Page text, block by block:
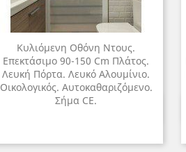
Κυλιόμενη Οθόνη Ντους.
Επεκτάσιμο 90-150 Cm Πλάτος.
Λευκή Πόρτα. Λευκό Αλουμίνιο.
Οικολογικός. Αυτοκαθαριζόμενο.
Σήμα CE.
Γρήγορη προβολή